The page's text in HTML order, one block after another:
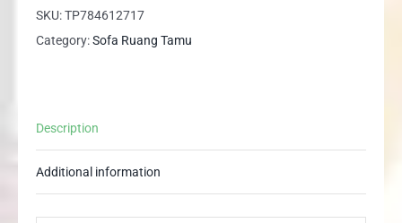
Theater
KlikA87
SKU:TP784612717
Category:Sofa Ruang Tamu
Description
Additional information